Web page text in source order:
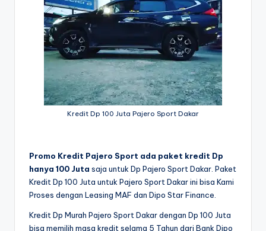
Kredit Dp 100 Juta Pajero Sport Dakar
Promo Kredit Pajero Sport ada paket kredit Dp
hanya 100 Juta saja untuk Dp Pajero Sport Dakar. Paket
Kredit Dp 100 Juta untuk Pajero Sport Dakar ini bisa Kami
Proses dengan Leasing MAF dan Dipo Star Finance.
Kredit Dp Murah Pajero Sport Dakar dengan Dp 100 Juta
bisa memilih masa kredit selama 5 Tahun dari Bank Dipo